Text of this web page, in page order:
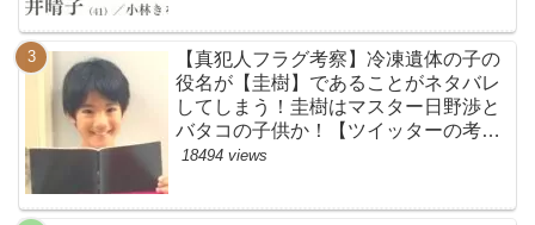
【真犯人フラグ考察】冷凍遺体の子の
役名が【圭樹】であることがネタバレ
してしまう！圭樹はマスター日野渉と
バタコの子供か！【ツイッターの考察
ネタバレ感想評価評判あらすじ原作犯
18494 views